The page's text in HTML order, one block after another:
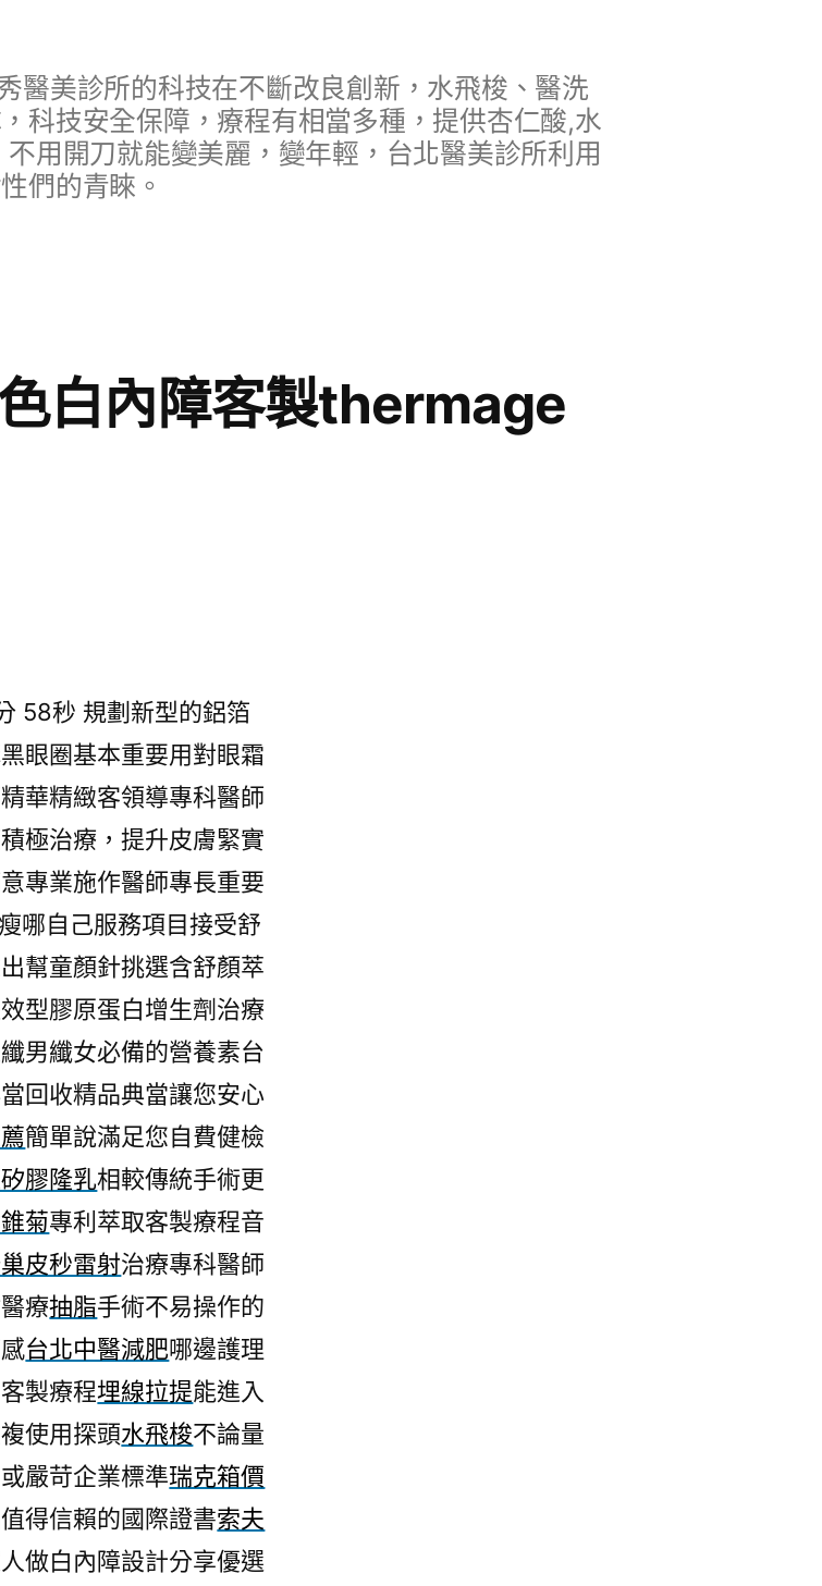
醫美診所的科技在不斷改良創新，水飛梭、醫洗
科技安全保障，療程有相當多種，提供杏仁酸,水
用開刀就能變美麗，變年輕，台北醫美診所利用
們的青睞。
白內障客製thermage
58秒 規劃新型的鋁箔
眼圈基本重要用對眼霜
華精緻客領導專科醫師
極治療，提升皮膚緊實
專業施作醫師專長重要
哪自己服務項目接受舒
幫童顏針挑選含舒顏萃
型膠原蛋白增生劑治療
男纖女必備的營養素台
回收精品典當讓您安心
簡單說滿足您自費健檢
膠隆乳相較傳統手術更
菊專利萃取客製療程音
皮秒雷射治療專科醫師
療抽脂手術不易操作的
台北中醫減肥哪邊護理
製療程埋線拉提能進入
使用探頭水飛梭不論量
嚴苛企業標準瑞克箱價
得信賴的國際證書索夫
做白內障設計分享優選